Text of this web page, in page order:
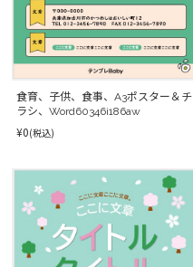
食育、子供、食事、A3ポスター＆チ
ラシ、Word60346i186aw
¥0(税込)